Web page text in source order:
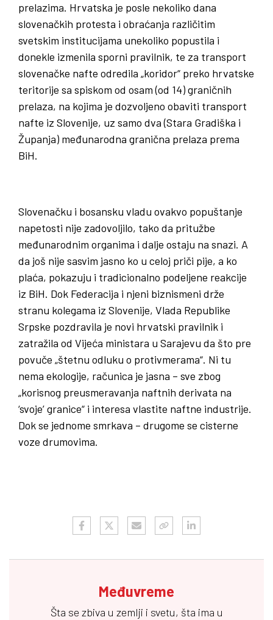
prelazima. Hrvatska je posle nekoliko dana
slovenačkih protesta i obraćanja različitim
svetskim institucijama unekoliko popustila i
donekle izmenila sporni pravilnik, te za transport
slovenačke nafte odredila „koridor“ preko hrvatske
teritorije sa spiskom od osam (od 14) graničnih
prelaza, na kojima je dozvoljeno obaviti transport
nafte iz Slovenije, uz samo dva (Stara Gradiška i
Županja) međunarodna granična prelaza prema
BiH.
Slovenačku i bosansku vladu ovakvo popuštanje
napetosti nije zadovoljilo, tako da pritužbe
međunarodnim organima i dalje ostaju na snazi. A
da još nije sasvim jasno ko u celoj priči pije, a ko
plaća, pokazuju i tradicionalno podeljene reakcije
iz BiH. Dok Federacija i njeni biznismeni drže
stranu kolegama iz Slovenije, Vlada Republike
Srpske pozdravila je novi hrvatski pravilnik i
zatražila od Vijeća ministara u Sarajevu da što pre
povuče „štetnu odluku o protivmerama“. Ni tu
nema ekologije, računica je jasna – sve zbog
„korisnog preusmeravanja naftnih derivata na
‘svoje’ granice“ i interesa vlastite naftne industrije.
Dok se jednome smrkava – drugome se cisterne
voze drumovima.
Međuvreme
Šta se zbiva u zemlji i svetu, šta ima u